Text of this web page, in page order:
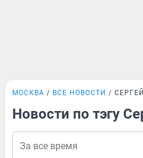
МОСКВА ВСЕ НОВОСТИ
Новости по тэгу